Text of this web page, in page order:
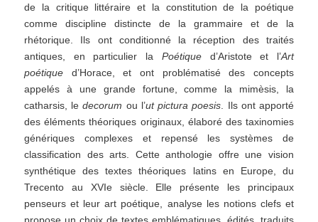
de la critique littéraire et la constitution de la poétique
comme discipline distincte de la grammaire et de la
rhétorique. Ils ont conditionné la réception des traités
antiques, en particulier la Poétique d’Aristote et l’Art
poétique d’Horace, et ont problématisé des concepts
appelés à une grande fortune, comme la mimèsis, la
catharsis, ledecorum ou l’utpictura poesis . Ils ont apporté
des éléments théoriques originaux, élaboré des taxinomies
génériques complexes et repensé les systèmes de
classification des arts. Cette anthologie offre une vision
synthétique des textes théoriques latins en Europe, du
Trecento au XVIe siècle. Elle présente les principaux
penseurs et leur art poétique, analyse les notions clefs et
propose un choix de textes emblématiques, édités, traduits